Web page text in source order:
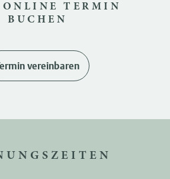
TERMIN
BUCHEN
vereinbaren